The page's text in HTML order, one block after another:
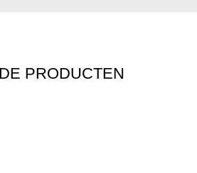
PRODUCTEN